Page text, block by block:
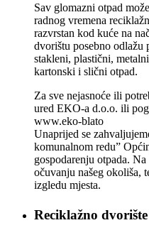
Sav glomazni otpad
radnog vremena
razvrstan kod kuće na
dvorištu posebno odlažu
stakleni, plastični,
kartonski i slični otpad.
Za sve nejasnoće ili
ured EKO-a d.o.o. ili
www.eko-blato
Unaprijed se
komunalnom redu”
gospodarenju otpada.
očuvanju našeg okoliša,
izgledu mjesta.
Reciklažno dvorište